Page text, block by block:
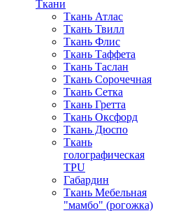
Ткани
Ткань Атлас
Ткань Твилл
Ткань Флис
Ткань Таффета
Ткань Таслан
Ткань Сорочечная
Ткань Сетка
Ткань Гретта
Ткань Оксфорд
Ткань Дюспо
Ткань
голографическая
TPU
Габардин
Ткань Мебельная
"мамбо" (рогожка)